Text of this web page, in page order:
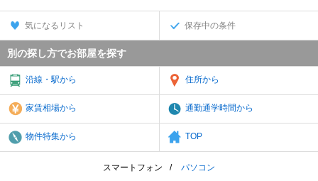
気になるリスト 保存中の条件
別の探し方でお部屋を探す
沿線・駅から 住所から
家賃相場から 通勤通学時間から
物件特集から TOP
スマートフォン パソコン